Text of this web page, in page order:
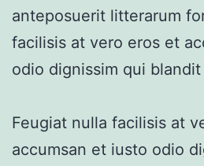
anteposuerit litterarum
facilisis at vero eros et
odio dignissim qui
Feugiat nulla facilisis at
accumsan et iusto odio